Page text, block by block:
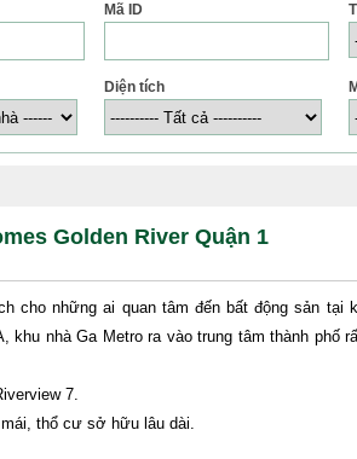
Mã ID
Diện tích
Golden River Quận 1
cho những ai quan tâm đến bất động sản tại
khu nhà Ga Metro ra vào trung tâm thành phố
7.
thổ cư sở hữu lâu dài.